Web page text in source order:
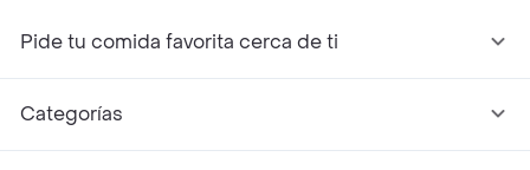
Pide tu comida favorita cerca de ti
Categorías